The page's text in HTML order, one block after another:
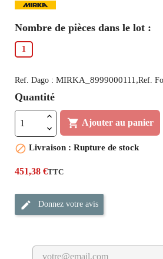
Nombre de pièces dans le lot :
1
Ref. Dago : MIRKA_8999000111,Ref.
Quantité
 Ajouter au panier
 Livraison : Rupture de stock
451,38 €TTC
Donnez votre avis